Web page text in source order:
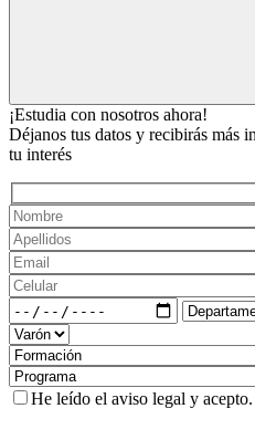
¡Estudia con nosotros ahora!
Déjanos tus datos y recibirás más
tu interés
He leído el aviso legal y acepto.